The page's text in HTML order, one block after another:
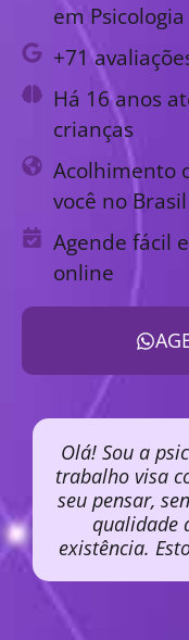
em
+71
Há 16 anos
crianças
Acolhimento
você no
Agende fácil
online
Olá! Sou a
trabalho visa
seu pensar,
qualidade
existência.